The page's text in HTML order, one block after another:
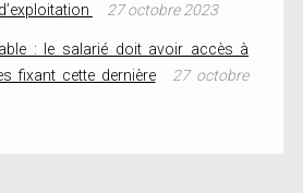
27 octobre 2023
: le salarié doit avoir accès à
fixant cette dernière
27 octobre